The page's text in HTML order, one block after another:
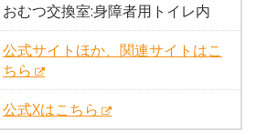
おむつ交換室:身障者用トイレ内
公式サイトほか、関連サイトはこ
ちら
公式Xはこちら